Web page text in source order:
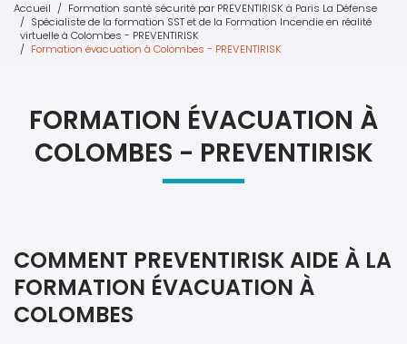
Accueil
Formation santé sécurité par PREVENTIRISK à Paris La Défense
Spécialiste de la formation SST et de la Formation Incendie en réalité
virtuelle à Colombes - PREVENTIRISK
Formation évacuation à Colombes - PREVENTIRISK
FORMATION ÉVACUATION À
COLOMBES - PREVENTIRISK
COMMENT PREVENTIRISK AIDE À LA
FORMATION ÉVACUATION À
COLOMBES